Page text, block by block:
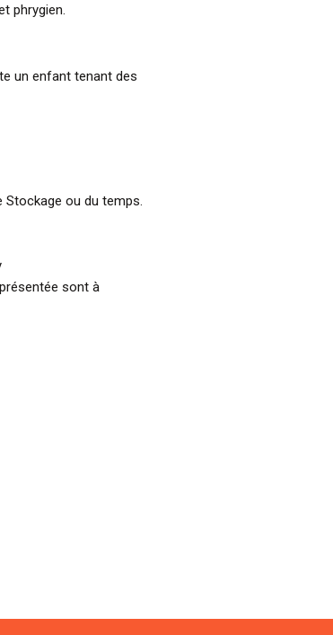
phrygien.
un enfant tenant des
Stockage ou du temps.
sont à